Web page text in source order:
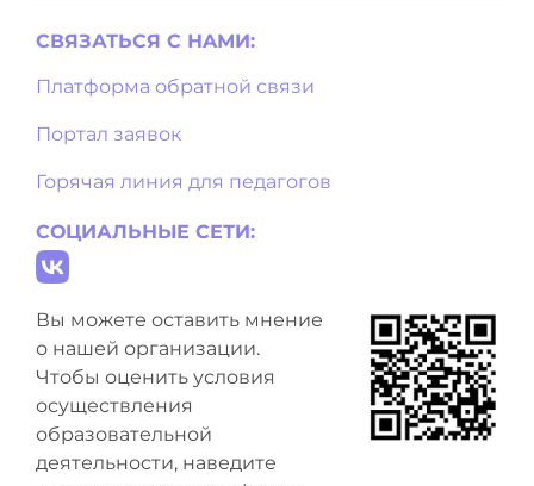
СВЯЗАТЬСЯ С НAМИ:
Платформа обратной связи
Портал заявок
Горячая линия для педагогов
СОЦИАЛЬНЫЕ СЕТИ:
Вы можете оставить мнение
о нашей организации.
Чтобы оценить условия
осуществления
образовательной
деятельности, наведите